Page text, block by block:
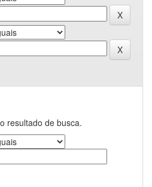
resultado de busca.